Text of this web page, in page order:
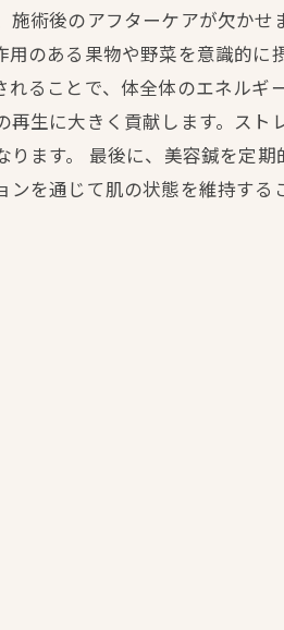
施術後のアフターケアが欠か
用のある果物や野菜を意識的
れることで、体全体のエネルギ
再生に大きく貢献します。ス
ります。 最後に、美容鍼を定
ンを通じて肌の状態を維持す